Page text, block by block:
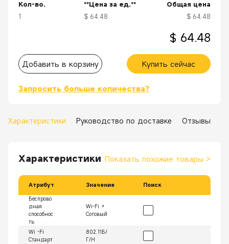
Кол-во.
1
**Цена за ед.**
$ 64.48
Общая цена
$ 64.48
$ 64.48
Добавить в корзину Купить сейчас
Запросить больше количества?
Характеристики Руководство по доставке Отзывы
Характеристики Показать похожие товары >
Атрибут Значение Поиск
Беспрово
дная
способнос
ть
Wi-Fi +
Сотовый
Wi -Fi
Стандарт
802.11Б/
Г/Н